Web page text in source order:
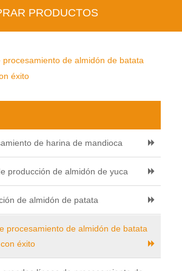
PRODUCTOS
procesamiento de almidón de batata
éxito
de harina de mandioca
producción de almidón de yuca
de almidón de patata
procesamiento de almidón de batata
éxito